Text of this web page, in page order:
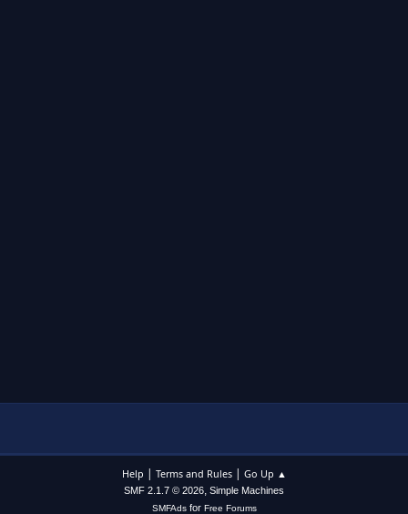
Help | Terms and Rules| Go Up ▲
SMF 2.1.7 © 2026, Simple Machines
SMFAdsfor Free Forums